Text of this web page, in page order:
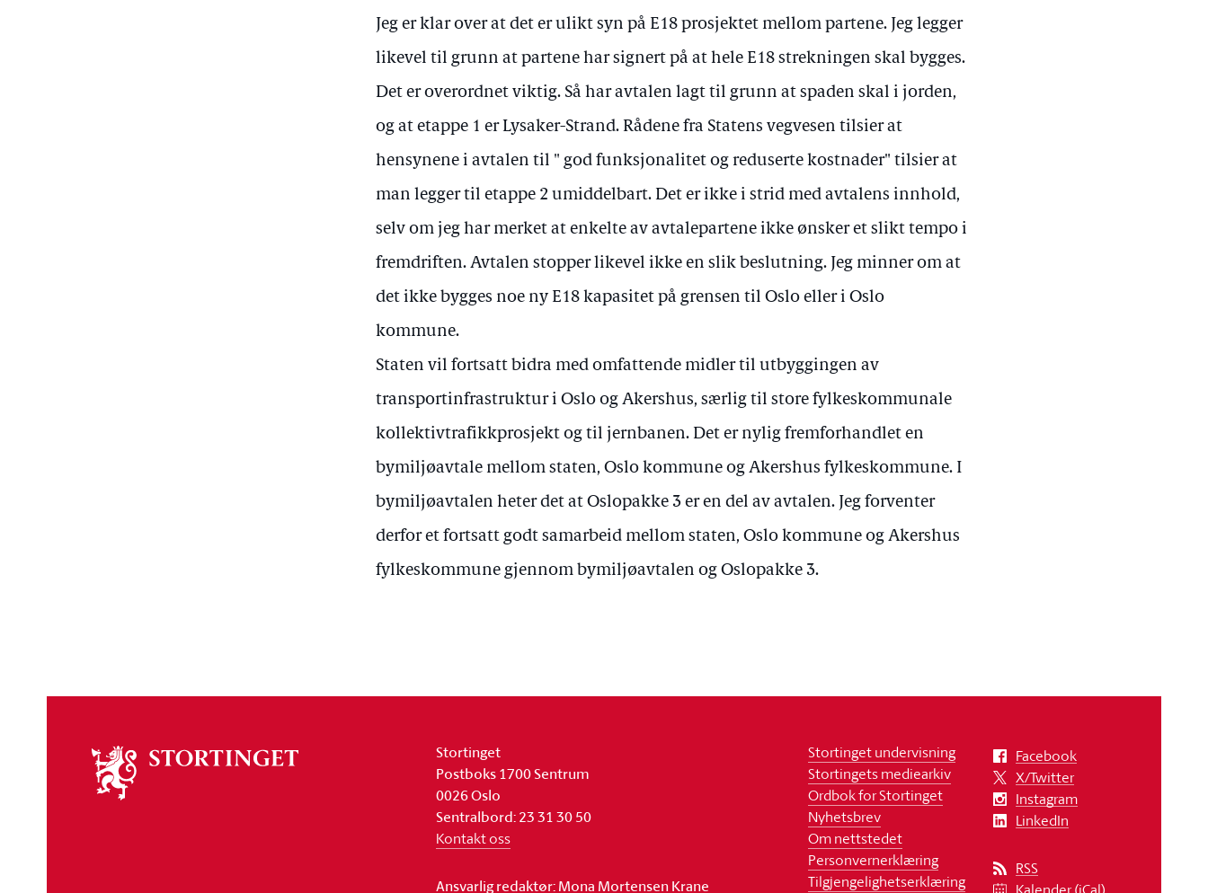
Jeg er klar over at det er ulikt syn på E18 prosjektet mellom partene. Jeg legger
likevel til grunn at partene har signert på at hele E18 strekningen skal bygges.
Det er overordnet viktig. Så har avtalen lagt til grunn at spaden skal i jorden,
og at etappe 1 er Lysaker-Strand. Rådene fra Statens vegvesen tilsier at
hensynene i avtalen til " god funksjonalitet og reduserte kostnader" tilsier at
man legger til etappe 2 umiddelbart. Det er ikke i strid med avtalens innhold,
selv om jeg har merket at enkelte av avtalepartene ikke ønsker et slikt tempo i
fremdriften. Avtalen stopper likevel ikke en slik beslutning. Jeg minner om at
det ikke bygges noe ny E18 kapasitet på grensen til Oslo eller i Oslo
kommune.
Staten vil fortsatt bidra med omfattende midler til utbyggingen av
transportinfrastruktur i Oslo og Akershus, særlig til store fylkeskommunale
kollektivtrafikkprosjekt og til jernbanen. Det er nylig fremforhandlet en
bymiljøavtale mellom staten, Oslo kommune og Akershus fylkeskommune. I
bymiljøavtalen heter det at Oslopakke 3 er en del av avtalen. Jeg forventer
derfor et fortsatt godt samarbeid mellom staten, Oslo kommune og Akershus
fylkeskommune gjennom bymiljøavtalen og Oslopakke 3.
stortinget
Stortinget
Postboks 1700 Sentrum
0026 Oslo
Sentralbord: 23 31 30 50
Kontakt oss
Ansvarlig redaktør: Mona Mortensen Krane
Stortinget undervisning
Stortingets mediearkiv
Ordbok for Stortinget
Nyhetsbrev
Om nettstedet
Personvernerklæring
Tilgjengelighetserklæring
Facebook
X/Twitter
Instagram
LinkedIn
RSS